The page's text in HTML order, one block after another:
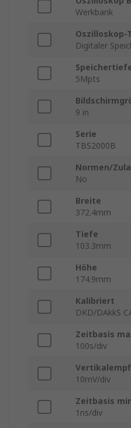
Werkbank
Oszilloskop-
Digitaler
5Mpts
9 in
Serie
TBS2000B
Normen/
No
Breite
372.4mm
Tiefe
103.3mm
Höhe
174.9mm
Kalibriert
DKD/DAkkS
Zeitbasis
100s/div
10mV/div
Zeitbasis
1ns/div